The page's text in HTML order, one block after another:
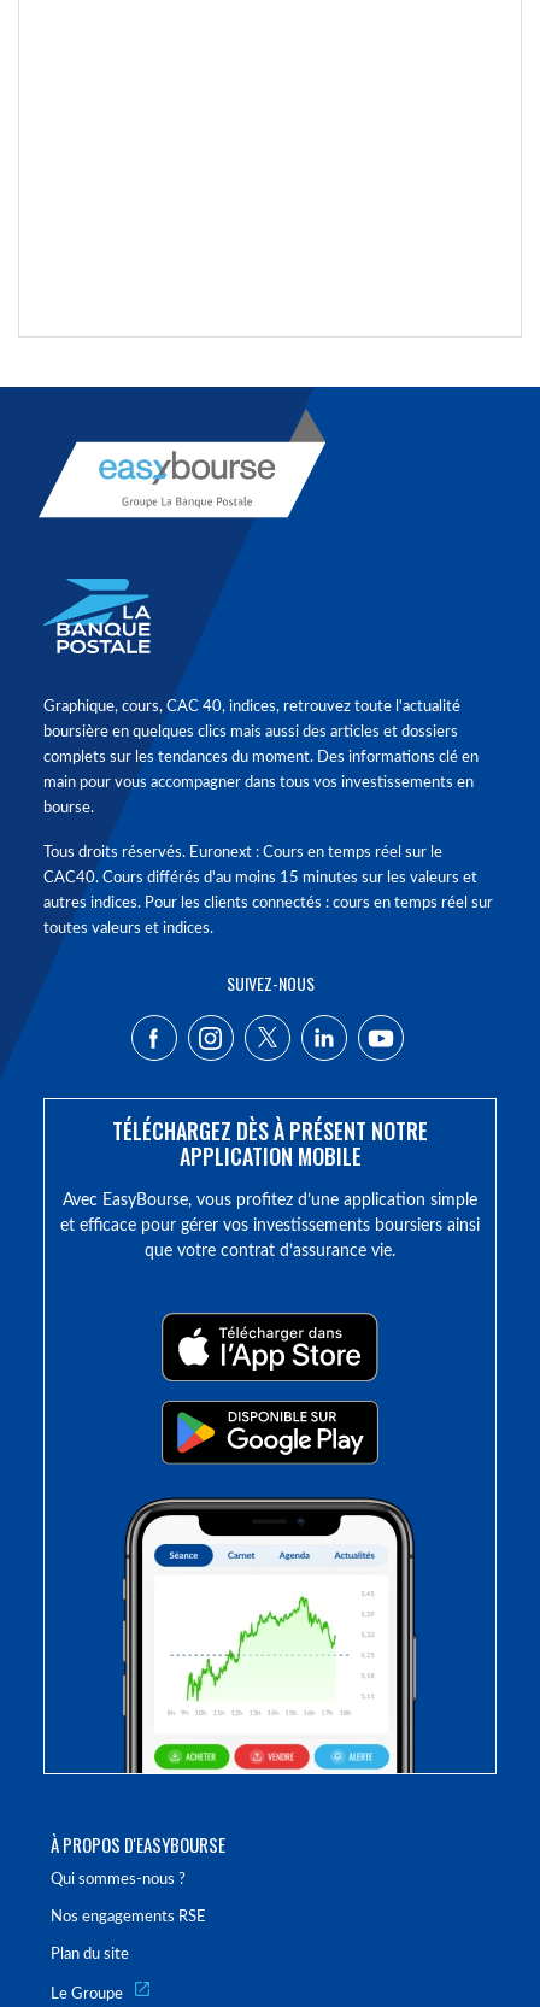
À PROPOS D'EASYBOURSE
Qui sommes-nous ?
Nos engagements RSE
Plan du site
Le Groupe
Graphique, cours, CAC 40, indices, retrouvez toute l'actualité
boursière en quelques clics mais aussi des articles et dossiers
complets sur les tendances du moment. Des informations clé en
main pour vous accompagner dans tous vos investissements en
bourse.
Tous droits réservés. Euronext : Cours en temps réel sur le
CAC40. Cours différés d'au moins 15 minutes sur les valeurs et
autres indices. Pour les clients connectés : cours en temps réel sur
toutes valeurs et indices.
SUIVEZ-NOUS
TÉLÉCHARGEZ DÈS À PRÉSENT NOTRE
APPLICATION MOBILE
Avec EasyBourse, vous profitez d’une application simple
et efficace pour gérer vos investissements boursiers ainsi
que votre contrat d’assurance vie.